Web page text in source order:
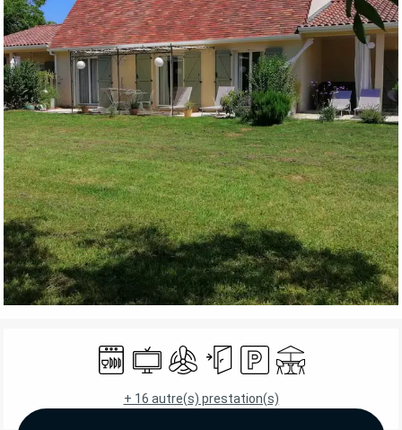
OUVERTURE ET COORDONNÉES
Lave vaisselle
TélévisionAir conditionné
Entrée indépendante
ParkingTerrasse
+ 16 autre(s) prestation(s)